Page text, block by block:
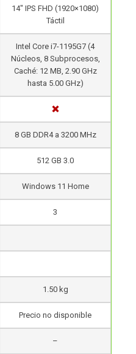
14″ IPS FHD (1920×1080)
Táctil
Intel Core i7-1195G7 (4
Núcleos, 8 Subprocesos,
Caché: 12 MB, 2.90 GHz
hasta 5.00 GHz)
8 GB DDR4 a 3200 MHz
512 GB 3.0
Windows 11 Home
3
1.50 kg
Precio no disponible
–